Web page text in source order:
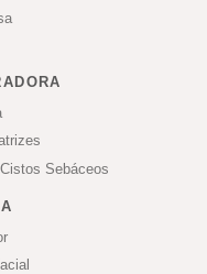
Sebáceos